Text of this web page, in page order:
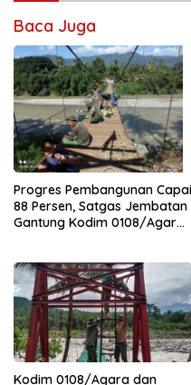
Baca Juga
Progres Pembangunan Capai
88 Persen, Satgas Jembatan
Gantung Kodim 0108/Agara
Kodim 0108/Agara dan